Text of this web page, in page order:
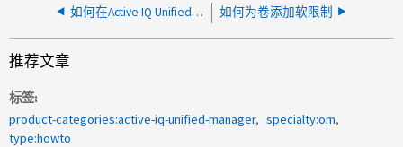
如何在Active IQ Unified Manager 中访问配额电子邮件规则示例 如何为卷添加软限制
推荐文章
标签
product-categories:active-iq-unified-manager
specialty:om
type:howto